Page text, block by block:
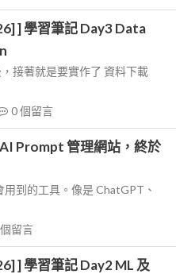
] 學習筆記 Day3 Data
接著就是要實作了 資料下載
0個留言
AI Prompt 管理網站，終於
到的工具。像是 ChatGPT、
個留言
] 學習筆記 Day2 ML 及